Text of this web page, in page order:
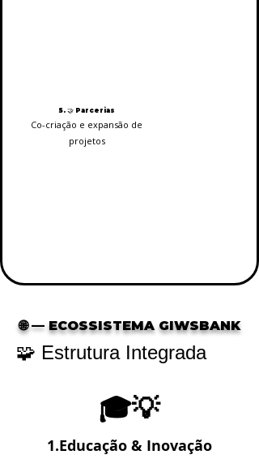
5. 🤝 Parcerias
Co-criação e expansão de
projetos
🌐 — ECOSSISTEMA GIWSBANK
🧩 Estrutura Integrada
🎓💡
1.Educação & Inovação